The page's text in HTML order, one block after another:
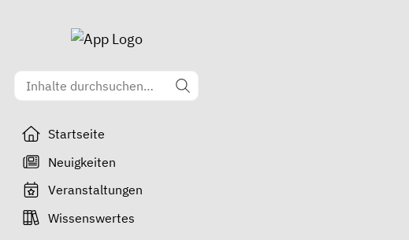
Startseite
Neuigkeiten
Veranstaltungen
Wissenswertes